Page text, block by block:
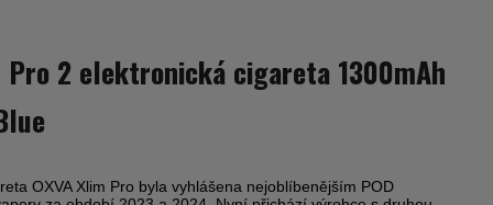
Pro 2 elektronická cigareta 1300mAh
OXVA Xlim Pro byla vyhlášena nejoblíbenějším POD